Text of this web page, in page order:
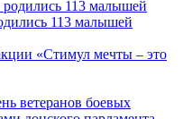
113 малышей
«Стимул мечты – это